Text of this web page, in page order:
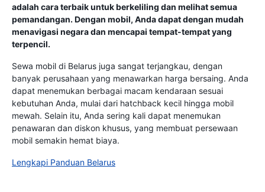
adalah cara terbaik untuk berkeliling dan melihat semua
pemandangan. Dengan mobil, Anda dapat dengan mudah
menavigasi negara dan mencapai tempat-tempat yang
terpencil.
Sewa mobil di Belarus juga sangat terjangkau, dengan
banyak perusahaan yang menawarkan harga bersaing. Anda
dapat menemukan berbagai macam kendaraan sesuai
kebutuhan Anda, mulai dari hatchback kecil hingga mobil
mewah. Selain itu, Anda sering kali dapat menemukan
penawaran dan diskon khusus, yang membuat persewaan
mobil semakin hemat biaya.
Lengkapi Panduan Belarus